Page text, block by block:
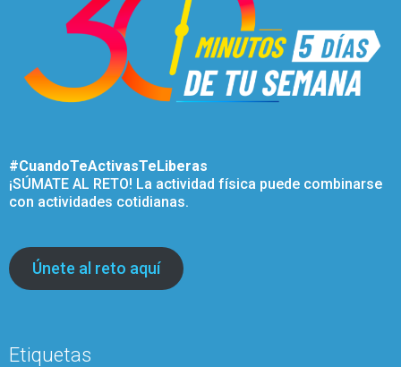
#CuandoTeActivasTeLiberas
¡SÚMATE AL RETO! La actividad física puede combinarse
con actividades cotidianas.
Únete al reto aquí
Etiquetas